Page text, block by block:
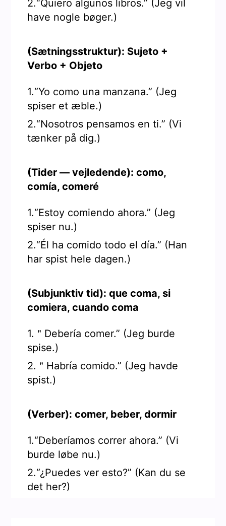
2.“Quiero algunos libros.” (Jeg vil
have nogle bøger.)
(Sætningsstruktur): Sujeto +
Verbo + Objeto
1.“Yo como una manzana.” (Jeg
spiser et æble.)
2.“Nosotros pensamos en ti.” (Vi
tænker på dig.)
(Tider — vejledende): como,
comía, comeré
1.“Estoy comiendo ahora.” (Jeg
spiser nu.)
2.“Él ha comido todo el día.” (Han
har spist hele dagen.)
(Subjunktiv tid): que coma, si
comiera, cuando coma
1.＂Debería comer.” (Jeg burde
spise.)
2.＂Habría comido.” (Jeg havde
spist.)
(Verber): comer, beber, dormir
1.“Deberíamos correr ahora.” (Vi
burde løbe nu.)
2.“¿Puedes ver esto?” (Kan du se
det her?)